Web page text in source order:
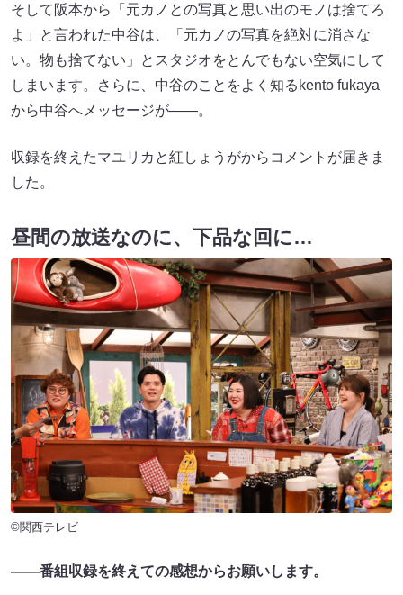
そして阪本から「元カノとの写真と思い出のモノは捨てろ
よ」と言われた中谷は、「元カノの写真を絶対に消さな
い。物も捨てない」とスタジオをとんでもない空気にして
しまいます。さらに、中谷のことをよく知るkento fukaya
から中谷へメッセージが――。
収録を終えたマユリカと紅しょうがからコメントが届きま
した。
昼間の放送なのに、下品な回に…
©関西テレビ
――番組収録を終えての感想からお願いします。